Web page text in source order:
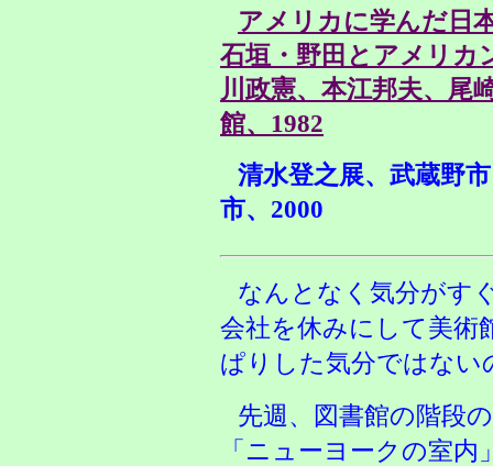
アメリカに学んだ日
石垣・野田とアメリカ
川政憲、本江邦夫、尾
館、1982
清水登之展、武蔵野
市、2000
なんとなく気分がす
会社を休みにして美術
ぱりした気分ではな
先週、図書館の階段
「ニューヨークの室